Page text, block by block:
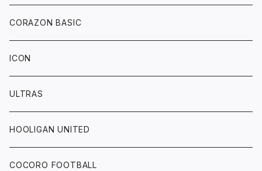
CORAZON BASIC
ICON
ULTRAS
HOOLIGAN UNITED
COCORO FOOTBALL